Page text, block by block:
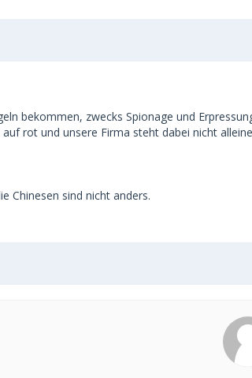
bekommen, zwecks Spionage und
rot und unsere Firma steht dabei nicht
Chinesen sind nicht anders.